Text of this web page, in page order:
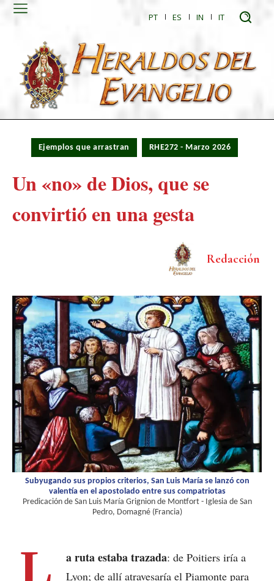
PT ES IN IT
Ejemplos que arrastran RHE272 - Marzo 2026
Un «no» de Dios, que se
convirtió en una gesta
Redacción
Subyugando sus propios criterios, San Luis María se lanzó con
valentía en el apostolado entre sus compatriotas
Predicación de San Luis María Grignion de Montfort - Iglesia de San
Pedro, Domagné (Francia)
L a ruta estaba trazada: de Poitiers iría a
Lyon; de allí atravesaría el Piamonte para